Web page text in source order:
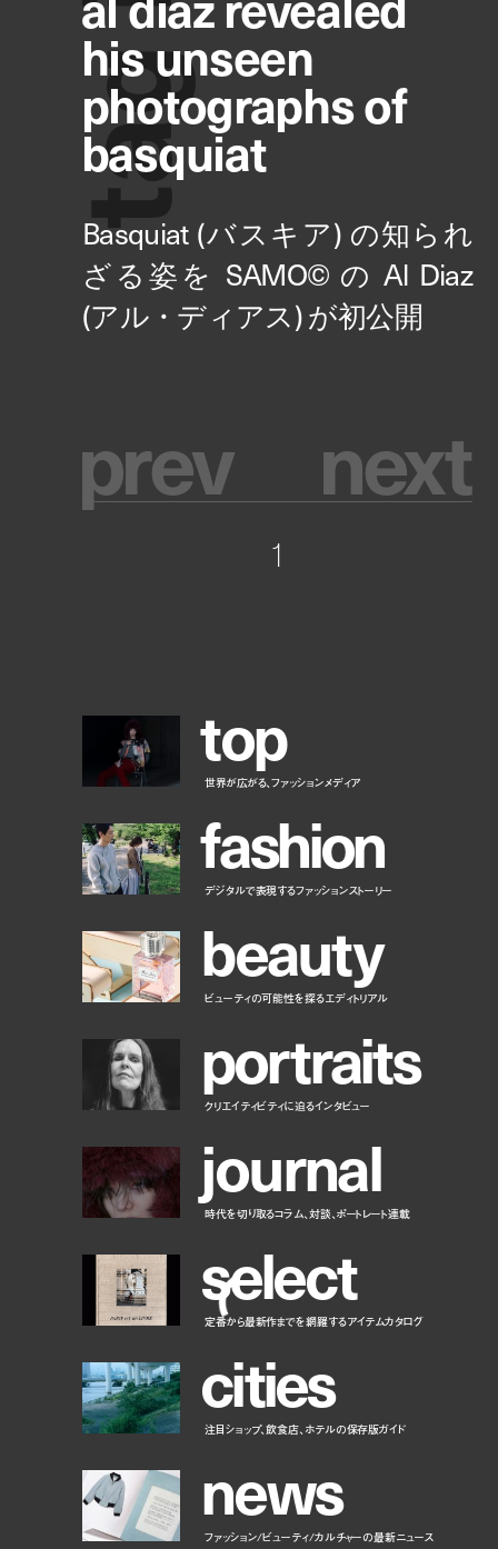
t
a
g
his unseen
photographs of
basquiat
prev next
1
top
世界が広がる、ファッションメディア
fashion
デジタルで表現するファッションストーリー
beauty
ビューティの可能性を探るエディトリアル
portraits
クリエイティビティに迫るインタビュー
journal
時代を切り取るコラム、対談、ポートレート連載
select
定番から最新作までを網羅するアイテムカタログ
cities
注目ショップ、飲食店、ホテルの保存版ガイド
news
ファッション/ビューティ/カルチャーの最新ニュース